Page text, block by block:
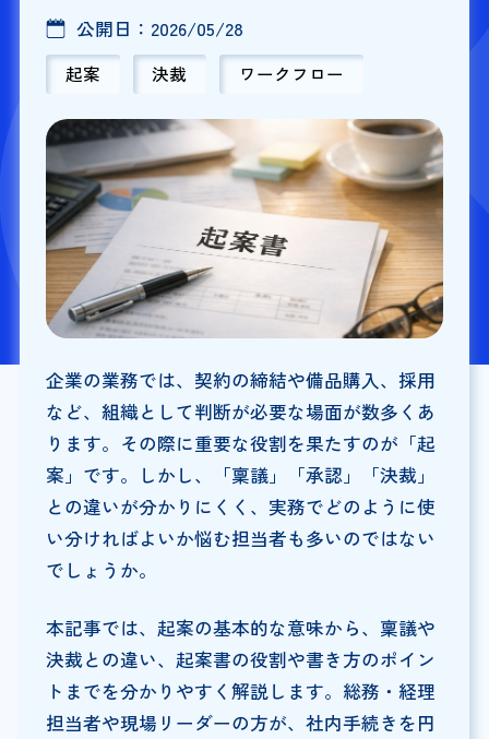
公開日： 2026/05/28
起案 決裁 ワークフロー
企業の業務では、契約の締結や備品購入、採用
など、組織として判断が必要な場面が数多くあ
ります。その際に重要な役割を果たすのが「起
案」です。しかし、「稟議」「承認」「決裁」
との違いが分かりにくく、実務でどのように使
い分ければよいか悩む担当者も多いのではない
でしょうか。
本記事では、起案の基本的な意味から、稟議や
決裁との違い、起案書の役割や書き方のポイン
トまでを分かりやすく解説します。総務・経理
担当者や現場リーダーの方が、社内手続きを円